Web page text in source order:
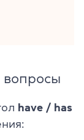
have / has